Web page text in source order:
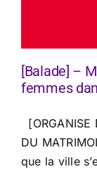
[Balade] –
femmes
[ORGANISE
DU
que la ville